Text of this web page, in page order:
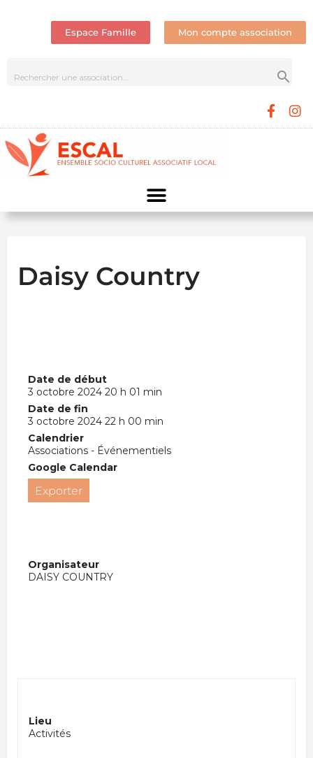
Espace Famille Mon compte association
Daisy Country
Date de début
3 octobre 2024 20 h 01 min
Date de fin
3 octobre 2024 22 h 00 min
Calendrier
Associations - Événementiels
Google Calendar
Exporter
Organisateur
DAISY COUNTRY
Lieu
Activités